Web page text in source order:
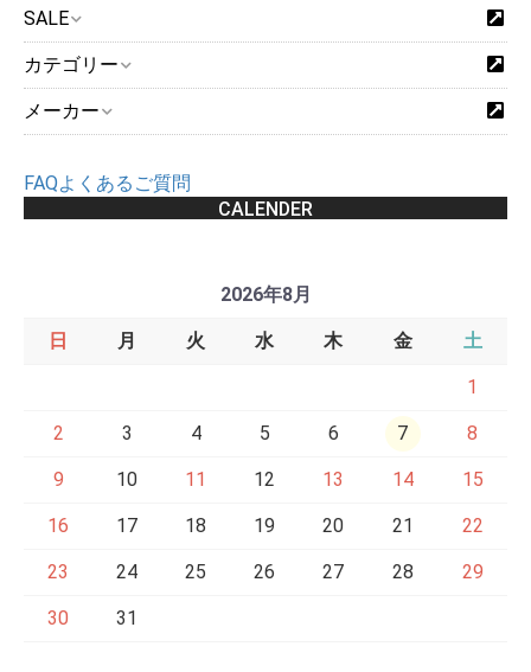
SALE
カテゴリー
メーカー
FAQよくあるご質問
CALENDER
2026年8月
日 月 火 水 木 金 土
1
2 3 4 5 6 7 8
9 10 11 12 13 14 15
16 17 18 19 20 21 22
23 24 25 26 27 28 29
30 31